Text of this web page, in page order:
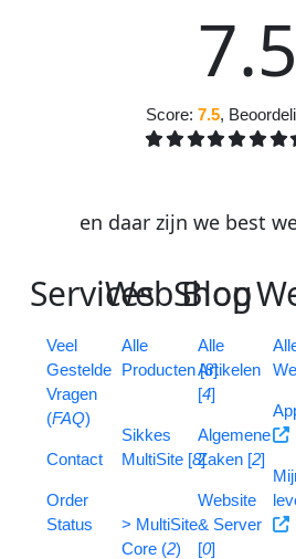
7.5
Score: 7.5,
en daar zijn we best
Services
Veel
Gestelde
Vragen
(FAQ)
Contact
Order
Status
WebShop
Alle
Producten [8]
Sikkes
MultiSite [8]
> MultiSite
Core (2)
Blog
Alle
Artikelen
[4]
Algemene
Zaken [2]
Website
& Server
[0]
W